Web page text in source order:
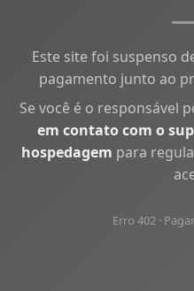
Este site foi suspenso
pagamento junto ao
Se você é o responsável
em contato com o
hospedagem para
Erro 402 ·